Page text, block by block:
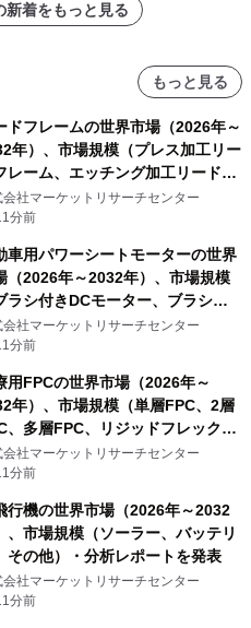
新着をもっと見る
もっと見る
ドフレームの世界市場（2026年～
年）、市場規模（プレス加工リー
レーム、エッチング加工リードフ
ム）・分析レポートを発表
会社マーケットリサーチセンター
分前
車用パワーシートモーターの世界
（2026年～2032年）、市場規模
ラシ付きDCモーター、ブラシレ
モーター）・分析レポートを発
会社マーケットリサーチセンター
分前
用FPCの世界市場（2026年～
年）、市場規模（単層FPC、2層
、多層FPC、リジッドフレックス
）・分析レポートを発表
会社マーケットリサーチセンター
分前
行機の世界市場（2026年～2032
、市場規模（ソーラー、バッテリ
その他）・分析レポートを発表
会社マーケットリサーチセンター
分前